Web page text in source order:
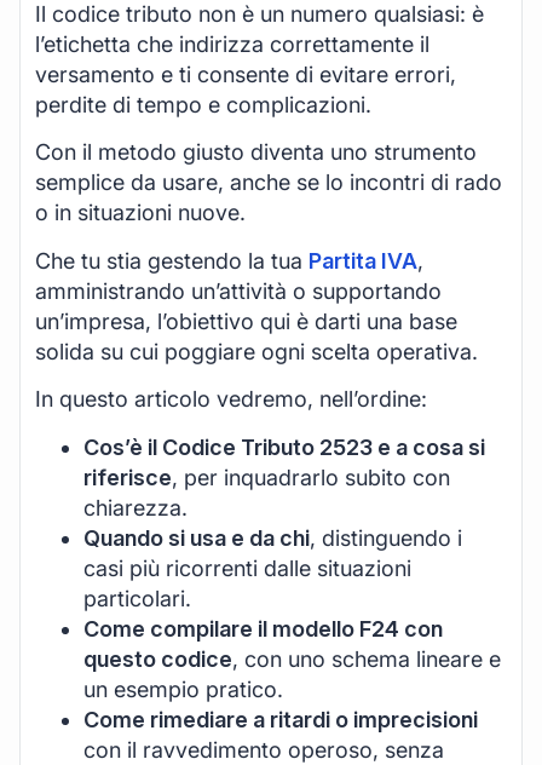
Il codice tributo non è un numero qualsiasi: è
l’etichetta che indirizza correttamente il
versamento e ti consente di evitare errori,
perdite di tempo e complicazioni.
Con il metodo giusto diventa uno strumento
semplice da usare, anche se lo incontri di rado
o in situazioni nuove.
Che tu stia gestendo la tua Partita IVA,
amministrando un’attività o supportando
un’impresa, l’obiettivo qui è darti una base
solida su cui poggiare ogni scelta operativa.
In questo articolo vedremo, nell’ordine:
Cos’è il Codice Tributo 2523 e a cosa si
riferisce, per inquadrarlo subito con
chiarezza.
Quando si usa e da chi, distinguendo i
casi più ricorrenti dalle situazioni
particolari.
Come compilare il modello F24 con
questo codice, con uno schema lineare e
un esempio pratico.
Come rimediare a ritardi o imprecisioni
con il ravvedimento operoso, senza